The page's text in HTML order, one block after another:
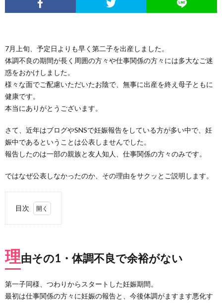
7月上旬、予定日よりも早く第二子を出産しました。
体調不良の期間が長く周囲の方々や仕事関係の方々には多大なご迷
惑をおかけしました。
様々な面でご配慮いただいたお陰で、無事に出産を終え母子ともに
健康です。
本当にありがとうございます。
さて、近年はブログやSNSで妊娠報告をしている方が多い中で、妊
娠中であるということは公表しませんでした。
報告したのは一部の親族と友人知人、仕事関係の方々のみです。
ではなぜ公表しなかったのか、その理由をサクッとご説明します。
目次
1.
1・
体調
不良
で余
裕が
ない
理由その1・体調不良で余裕がない
第一子同様、つわりからスタートした妊娠期間。
最初は仕事関係の方々に妊娠の報告と、今後体調がますます悪化す